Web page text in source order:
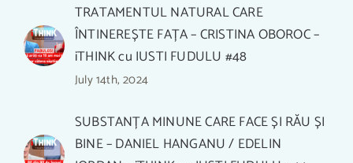
TRATAMENTUL NATURAL CARE
ÎNTINEREȘTE FAȚA – CRISTINA OBOROC –
iTHINK cu IUSTI FUDULU #48
July 14th, 2024
SUBSTANȚA MINUNE CARE FACE ȘI RĂU ȘI
BINE – DANIEL HANGANU / EDELIN